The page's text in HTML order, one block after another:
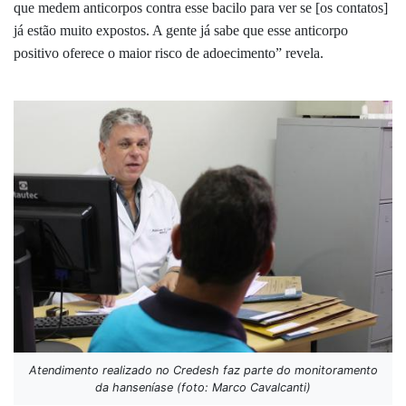
que medem anticorpos contra esse bacilo para ver se [os contatos]
já estão muito expostos. A gente já sabe que esse anticorpo
positivo oferece o maior risco de adoecimento” revela.
Atendimento realizado no Credesh faz parte do monitoramento
da hanseníase (foto: Marco Cavalcanti)